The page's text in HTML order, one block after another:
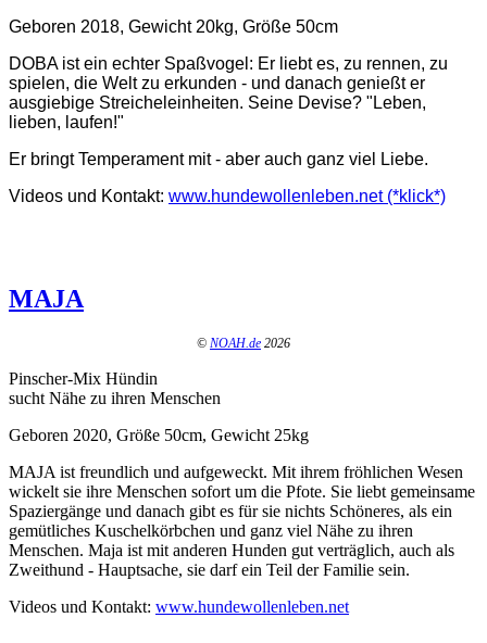
Geboren 2018, Gewicht 20kg, Größe 50cm
DOBA ist ein echter Spaßvogel: Er liebt es, zu rennen, zu
spielen, die Welt zu erkunden - und danach genießt er
ausgiebige Streicheleinheiten. Seine Devise? "Leben,
lieben, laufen!"
Er bringt Temperament mit - aber auch ganz viel Liebe.
Videos und Kontakt: www.hundewollenleben.net (*klick*)
MAJA
© NOAH.de 2026
Pinscher-Mix Hündin
sucht Nähe zu ihren Menschen
Geboren 2020, Größe 50cm, Gewicht 25kg
MAJA ist freundlich und aufgeweckt. Mit ihrem fröhlichen Wesen
wickelt sie ihre Menschen sofort um die Pfote. Sie liebt gemeinsame
Spaziergänge und danach gibt es für sie nichts Schöneres, als ein
gemütliches Kuschelkörbchen und ganz viel Nähe zu ihren
Menschen. Maja ist mit anderen Hunden gut verträglich, auch als
Zweithund - Hauptsache, sie darf ein Teil der Familie sein.
Videos und Kontakt: www.hundewollenleben.net